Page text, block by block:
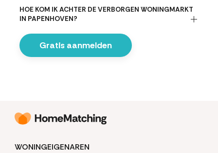
HOE KOM IK ACHTER DE VERBORGEN WONINGMARKT
IN PAPENHOVEN?
Gratis aanmelden
WONINGEIGENAREN